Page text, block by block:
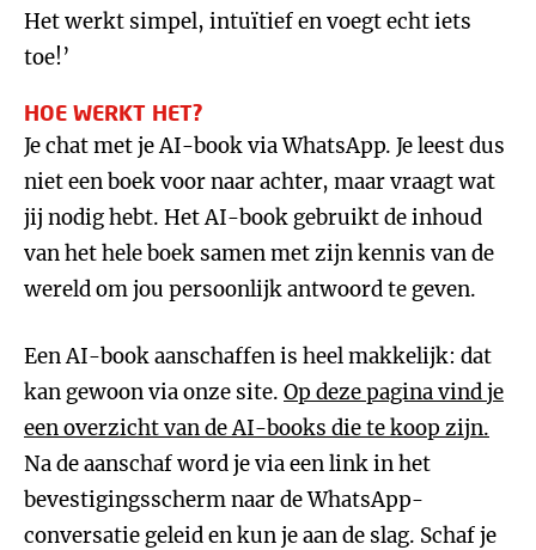
Het werkt simpel, intuïtief en voegt echt iets
toe!’
HOE WERKT HET?
Je chat met je AI-book via WhatsApp. Je leest dus
niet een boek voor naar achter, maar vraagt wat
jij nodig hebt. Het AI-book gebruikt de inhoud
van het hele boek samen met zijn kennis van de
wereld om jou persoonlijk antwoord te geven.
Een AI-book aanschaffen is heel makkelijk: dat
kan gewoon via onze site. Op deze pagina vind je
een overzicht van de AI-books die te koop zijn.
Na de aanschaf word je via een link in het
bevestigingsscherm naar de WhatsApp-
conversatie geleid en kun je aan de slag. Schaf je